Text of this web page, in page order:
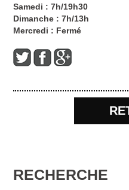
Samedi : 7h/19h30
Dimanche : 7h/13h
Mercredi : Fermé
RECHERCHE